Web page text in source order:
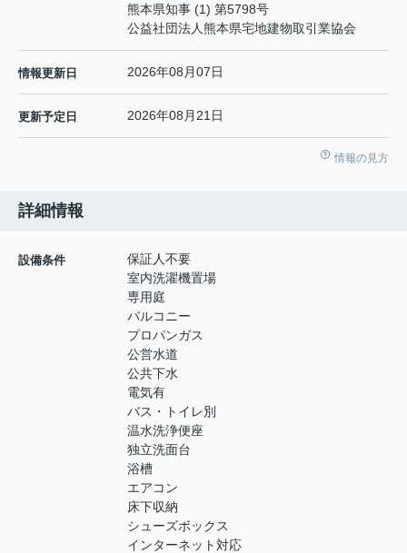
熊本県知事 (1) 第5798号
公益社団法人熊本県宅地建物取引業協会
情報更新日 2026年08月07日
更新予定日 2026年08月21日
情報の見方
詳細情報
設備条件
保証人不要
室内洗濯機置場
専用庭
バルコニー
プロパンガス
公営水道
公共下水
電気有
バス・トイレ別
温水洗浄便座
独立洗面台
浴槽
エアコン
床下収納
シューズボックス
インターネット対応